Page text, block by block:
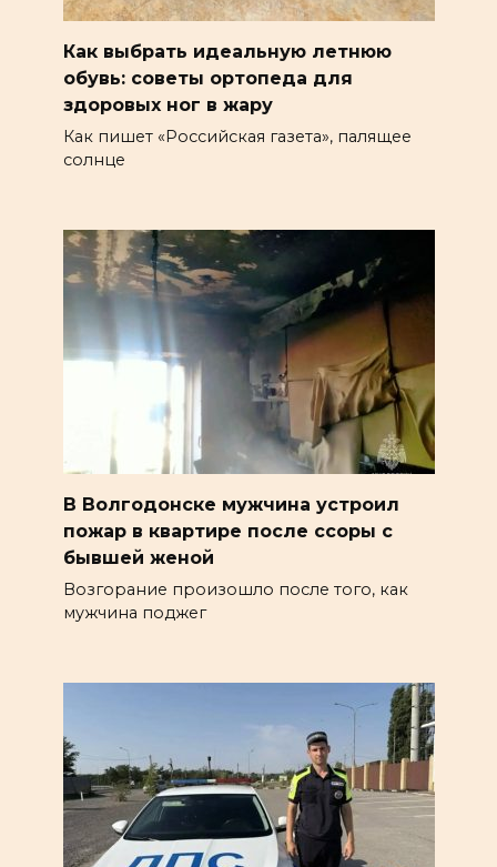
Как выбрать идеальную летнюю
обувь: советы ортопеда для
здоровых ног в жару
Как пишет «Российская газета», палящее
солнце
В Волгодонске мужчина устроил
пожар в квартире после ссоры с
бывшей женой
Возгорание произошло после того, как
мужчина поджег